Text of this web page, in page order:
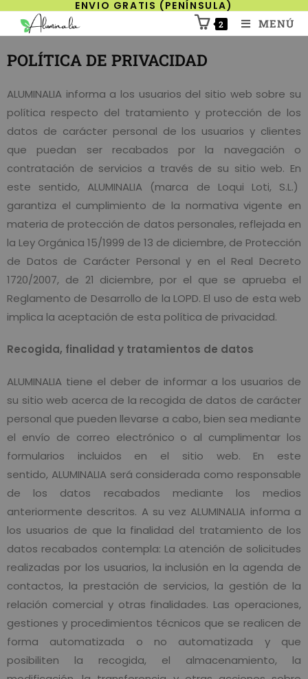
ENVIO GRATIS (PENÍNSULA)
2 MENÚ
POLÍTICA DE PRIVACIDAD
ALUMINALIA informa a los usuarios del sitio web sobre su
política respecto del tratamiento y protección de los
datos de carácter personal de los usuarios y clientes
que puedan ser recabados por la navegación o
contratación de servicios a través de su sitio web. En
este sentido, ALUMINALIA (marca de Loqui Loti, S.L.)
garantiza el cumplimiento de la normativa vigente en
materia de protección de datos personales, reflejada en
la Ley Orgánica 15/1999 de 13 de diciembre, de Protección
de Datos de Carácter Personal y en el Real Decreto
1720/2007, de 21 diciembre, por el que se aprueba el
Reglamento de Desarrollo de la LOPD. El uso de esta web
implica la aceptación de esta política de privacidad.
Recogida, finalidad y tratamientos de datos
ALUMINALIA tiene el deber de informar a los usuarios de
su sitio web acerca de la recogida de datos de carácter
personal que pueden llevarse a cabo, bien sea mediante
el envío de correo electrónico o al cumplimentar los
formularios incluidos en el sitio web. En este
sentido, ALUMINALIA será considerada como responsable
de los datos recabados mediante los medios
anteriormente descritos. A su vez ALUMINALIA informa a
los usuarios de que la finalidad del tratamiento de los
datos recabados contempla: La atención de solicitudes
realizadas por los usuarios, la inclusión en la agenda de
contactos, la prestación de servicios, la gestión de la
relación comercial y otras finalidades. Las operaciones,
gestiones y procedimientos técnicos que se realicen de
forma automatizada o no automatizada y que
posibiliten la recogida, el almacenamiento, la